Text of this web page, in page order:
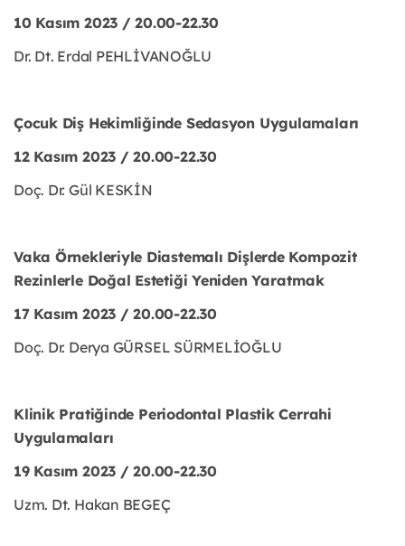
10 Kasım 2023 / 20.00-22.30
Dr. Dt. Erdal PEHLİVANOĞLU
Çocuk Diş Hekimliğinde Sedasyon Uygulamaları
12 Kasım 2023 / 20.00-22.30
Doç. Dr. Gül KESKİN
Vaka Örnekleriyle Diastemalı Dişlerde Kompozit
Rezinlerle Doğal Estetiği YenidenYaratmak
17 Kasım 2023 / 20.00-22.30
Doç. Dr. Derya GÜRSEL SÜRMELİOĞLU
Klinik Pratiğinde Periodontal Plastik Cerrahi
Uygulamaları
19 Kasım 2023 / 20.00-22.30
Uzm. Dt. Hakan BEGEÇ